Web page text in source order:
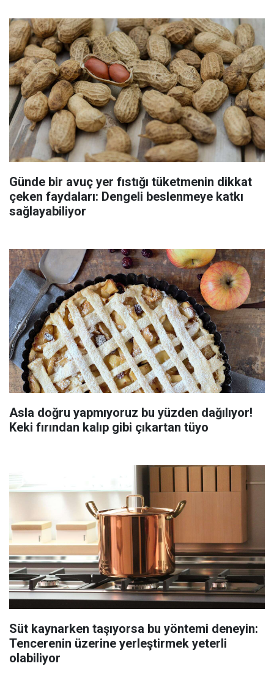
Günde bir avuç yer fıstığı tüketmenin dikkat
çeken faydaları: Dengeli beslenmeye katkı
sağlayabiliyor
Asla doğru yapmıyoruz bu yüzden dağılıyor!
Keki fırından kalıp gibi çıkartan tüyo
Süt kaynarken taşıyorsa bu yöntemi deneyin:
Tencerenin üzerine yerleştirmek yeterli
olabiliyor